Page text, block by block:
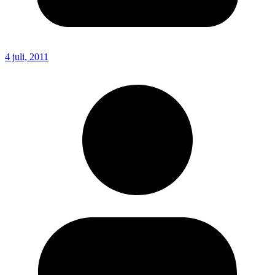
4 juli, 2011